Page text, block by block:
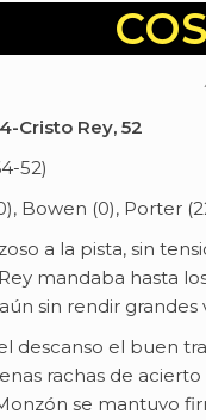
Cristo Rey, 52
52)
Bowen (0), Porter
a la pista, sin
mandaba hasta
sin rendir
descanso el buen
rachas de
se mantuvo